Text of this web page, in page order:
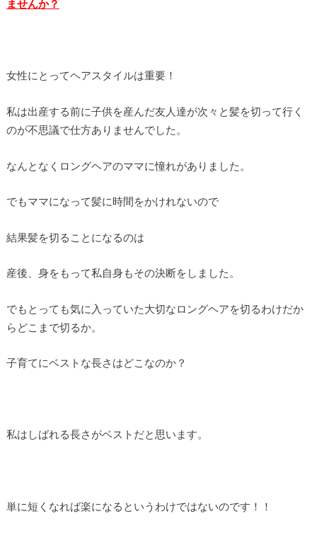
ませんか？
女性にとってヘアスタイルは重要！
私は出産する前に子供を産んだ友人達が次々と髪を切って行く
のが不思議で仕方ありませんでした。
なんとなくロングヘアのママに憧れがありました。
でもママになって髪に時間をかけれないので
結果髪を切ることになるのは
産後、身をもって私自身もその決断をしました。
でもとっても気に入っていた大切なロングヘアを切るわけだか
らどこまで切るか。
子育てにベストな長さはどこなのか？
私はしばれる長さがベストだと思います。
単に短くなれば楽になるというわけではないのです！！